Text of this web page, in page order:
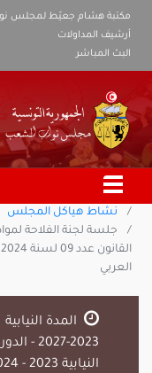
مكتبة هشام جعيّط لمجلس
أرشيف المداولات
البث المباشر
نشاط هياكل المجلس
جلسة لجنة الفلاحة
العربي
المدة النيابية
2023-2027 -
النيابية 2023 - 2024